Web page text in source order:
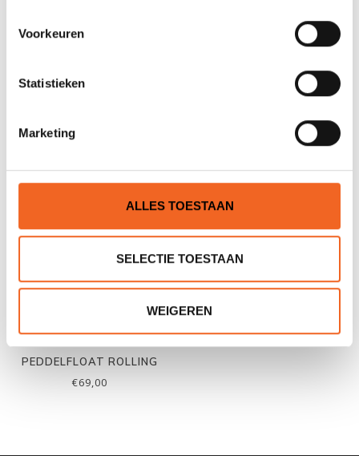
Voorkeuren
Statistieken
Marketing
ALLES TOESTAAN
SELECTIE TOESTAAN
WEIGEREN
LENSPOMP OUTFLOW
PALM PEDDELFLOAT,
OPBLAASBAAR HEAVY
PEDDELFLOAT ROLLING
€69,00